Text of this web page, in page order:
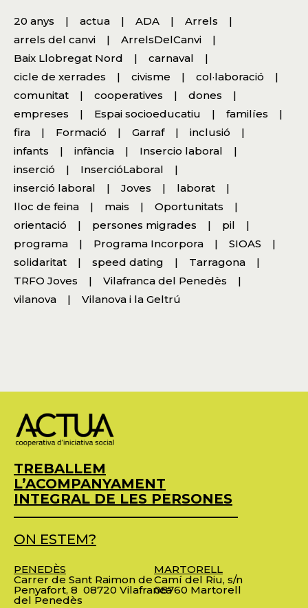
20 anys actua ADA
Arrels
arrels del canvi
ArrelsDelCanvi
Baix Llobregat Nord
carnaval
cicle de xerrades
civisme
col·laboració
comunitat
cooperatives
dones
empreses
Espai socioeducatiu
familíes
fira
Formació Garraf
inclusió
infants
infància
Insercio laboral
inserció
InsercióLaboral
inserció laboral
Joves
laborat
lloc de feina
mais
Oportunitats
orientació
persones migrades
pil
programa
Programa Incorpora
SIOAS
solidaritat
speed dating
Tarragona
TRFO Joves
Vilafranca del Penedès
vilanova
Vilanova i la Geltrú
TREBALLEM
L’ACOMPANYAMENT
INTEGRAL DE LES PERSONES
ON ESTEM?
PENEDÈS
Carrer de Sant Raimon de
Penyafort, 8 08720 Vilafranca
del Penedès
MARTORELL
Camí del Riu, s/n
08760 Martorell